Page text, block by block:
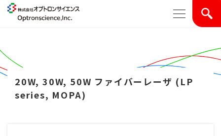
20W, 30W, 50W ファイバーレーザ (LP
series, MOPA)